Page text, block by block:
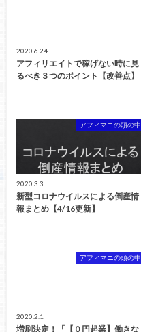
2020.6.24
アフィリエイトで稼げない時に見
るべき３つのポイント【改善点】
アフィマニの頭の中
2020.3.3
新型コロナウイルスによる倒産情
報まとめ【4/16更新】
アフィマニの頭の中
2020.2.1
増刷決定！「【０円起業】働きな